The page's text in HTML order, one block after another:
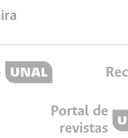
Portal de
revistas